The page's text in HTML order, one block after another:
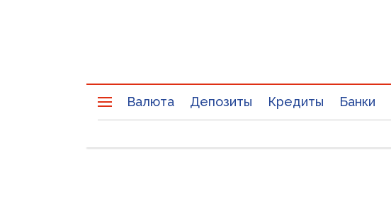
Валюта Депозиты Кредиты Банки